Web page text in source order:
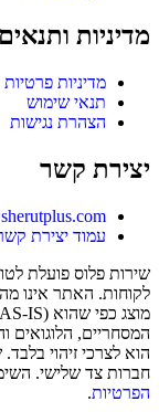
מדיניות ותנאים
מדיניות פרטיות
תנאי שימוש
הצהרת נגישות
יצירת קשר
עמוד יצירת
שירות פלוס פועלת
לקוחות. האתר אינו
המסחריים, הלוגואים
הוא לצרכי זיהוי
חברות צד שלישי.
הפרטיות.